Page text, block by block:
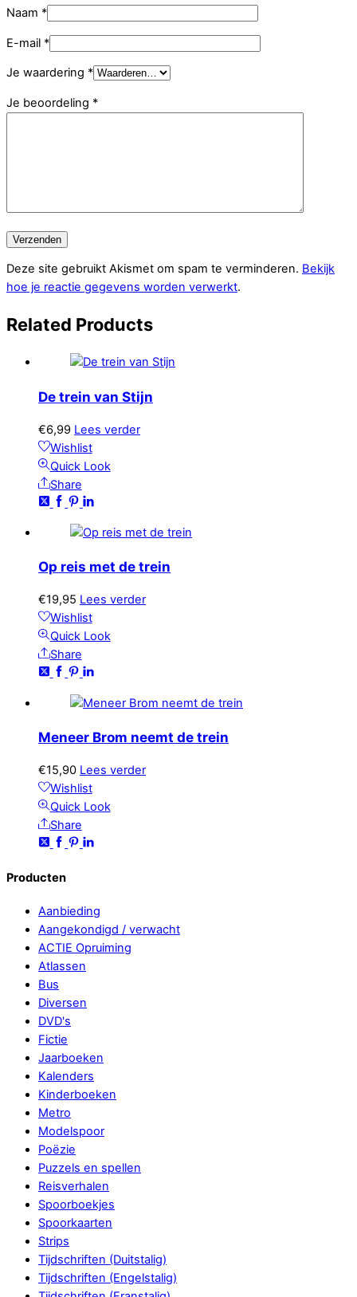
Naam *
E-mail *
Je waardering *
Je beoordeling *
Deze site gebruikt Akismet om spam te verminderen. Bekijk
hoe je reactie gegevens worden verwerkt.
Related Products
De trein van Stijn
€6,99 Lees verder
Wishlist
Quick Look
Share
Op reis met de trein
€19,95 Lees verder
Wishlist
Quick Look
Share
Meneer Brom neemt de trein
€15,90 Lees verder
Wishlist
Quick Look
Share
Producten
Aanbieding
Aangekondigd / verwacht
ACTIE Opruiming
Atlassen
Bus
Diversen
DVD's
Fictie
Jaarboeken
Kalenders
Kinderboeken
Metro
Modelspoor
Poëzie
Puzzels en spellen
Reisverhalen
Spoorboekjes
Spoorkaarten
Strips
Tijdschriften (Duitstalig)
Tijdschriften (Engelstalig)